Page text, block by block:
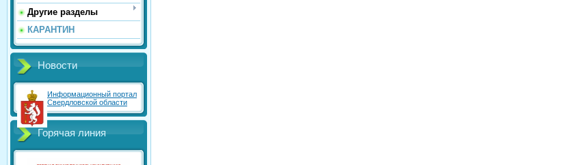
Другие разделы
КАРАНТИН
Новости
Информационный портал
Свердловской области
Горячая линия